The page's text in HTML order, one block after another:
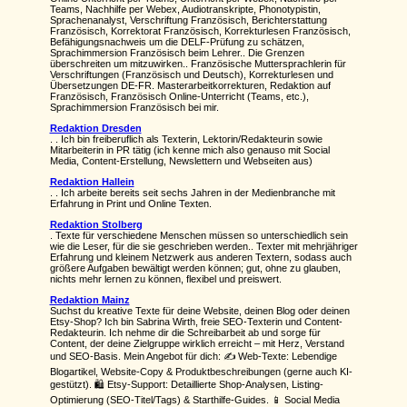
Teams, Nachhilfe per Webex, Audiotranskripte, Phonotypistin,
Sprachenanalyst, Verschriftung Französisch, Berichterstattung
Französisch, Korrektorat Französisch, Korrekturlesen Französisch,
Befähigungsnachweis um die DELF-Prüfung zu schätzen,
Sprachimmersion Französisch beim Lehrer.. Die Grenzen
überschreiten um mitzuwirken.. Französische Muttersprachlerin für
Verschriftungen (Französisch und Deutsch), Korrekturlesen und
Übersetzungen DE-FR. Masterarbeitkorrekturen, Redaktion auf
Französisch, Französisch Online-Unterricht (Teams, etc.),
Sprachimmersion Französisch bei mir.
Redaktion Dresden
. . Ich bin freiberuflich als Texterin, Lektorin/Redakteurin sowie
Mitarbeiterin in PR tätig (ich kenne mich also genauso mit Social
Media, Content-Erstellung, Newslettern und Webseiten aus)
Redaktion Hallein
. . Ich arbeite bereits seit sechs Jahren in der Medienbranche mit
Erfahrung in Print und Online Texten.
Redaktion Stolberg
. Texte für verschiedene Menschen müssen so unterschiedlich sein
wie die Leser, für die sie geschrieben werden.. Texter mit mehrjähriger
Erfahrung und kleinem Netzwerk aus anderen Textern, sodass auch
größere Aufgaben bewältigt werden können; gut, ohne zu glauben,
nichts mehr lernen zu können, flexibel und preiswert.
Redaktion Mainz
Suchst du kreative Texte für deine Website, deinen Blog oder deinen
Etsy-Shop? Ich bin Sabrina Wirth, freie SEO-Texterin und Content-
Redakteurin. Ich nehme dir die Schreibarbeit ab und sorge für
Content, der deine Zielgruppe wirklich erreicht – mit Herz, Verstand
und SEO-Basis. Mein Angebot für dich: ✍️ Web-Texte: Lebendige
Blogartikel, Website-Copy & Produktbeschreibungen (gerne auch KI-
gestützt). 🛍️ Etsy-Support: Detaillierte Shop-Analysen, Listing-
Optimierung (SEO-Titel/Tags) & Starthilfe-Guides. 📱 Social Media